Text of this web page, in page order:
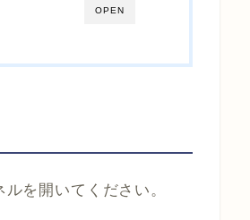
OPEN
を開いてください。